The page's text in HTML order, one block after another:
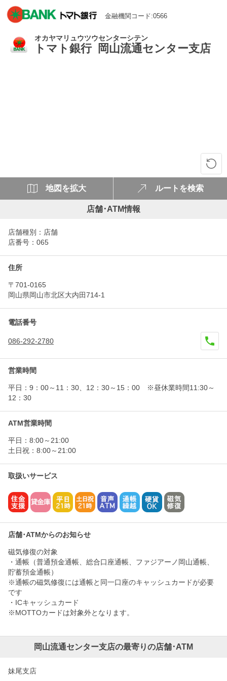
金融機関コード:0566
オカヤマリュウツウセンターシテン
トマト銀行 岡山流通センター支店
地図を拡大 ルートを検索
店舗･ATM情報
店舗種別：店舗
店番号：065
住所
〒701-0165
岡山県岡山市北区大内田714-1
電話番号
086-292-2780
営業時間
平日：9：00～11：30、12：30～15：00 ※昼休業時間11:30～
12：30
ATM営業時間
平日：8:00～21:00
土日祝：8:00～21:00
取扱いサービス
店舗･ATMからのお知らせ
磁気修復の対象
・通帳（普通預金通帳、総合口座通帳、ファジアーノ岡山通帳、
貯蓄預金通帳）
※通帳の磁気修復には通帳と同一口座のキャッシュカードが必要
です
・ICキャッシュカード
※MOTTOカードは対象外となります。
岡山流通センター支店の最寄りの店舗･ATM
妹尾支店